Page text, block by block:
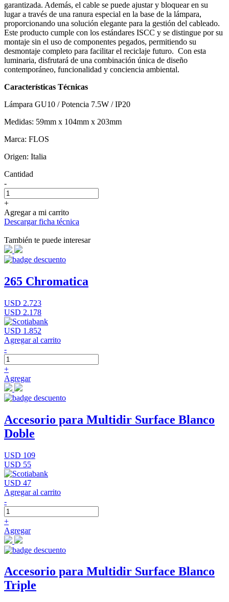
garantizada. Además, el cable se puede ajustar y bloquear en su
lugar a través de una ranura especial en la base de la lámpara,
proporcionando una solución elegante para la gestión del cableado.
Este producto cumple con los estándares ISCC y se distingue por su
montaje sin el uso de componentes pegados, permitiendo su
desmontaje completo para facilitar el reciclaje futuro. Con esta
luminaria, disfrutará de una combinación única de diseño
contemporáneo, funcionalidad y conciencia ambiental.
Características Técnicas
Lámpara GU10 / Potencia 7.5W / IP20
Medidas: 59mm x 104mm x 203mm
Marca: FLOS
Origen: Italia
Cantidad
-
+
Agregar a mi carrito
Descargar ficha técnica
También te puede interesar
265 Chromatica
USD 2.723
USD 2.178
USD 1.852
Agregar al carrito
-
+
Agregar
Accesorio para Multidir Surface Blanco
Doble
USD 109
USD 55
USD 47
Agregar al carrito
-
+
Agregar
Accesorio para Multidir Surface Blanco
Triple